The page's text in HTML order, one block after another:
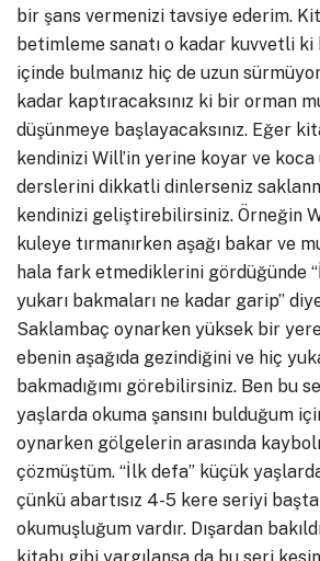
bir şans vermenizi tavsiye ederim.
betimleme sanatı o kadar kuvvetli ki
içinde bulmanız hiç de uzun
kadar kaptıracaksınız ki bir orman
düşünmeye başlayacaksınız. Eğer
kendinizi Will’in yerine koyar ve koca
derslerini dikkatli dinlerseniz
kendinizi geliştirebilirsiniz. Örneğin
kuleye tırmanırken aşağı bakar ve
hala fark etmediklerini gördüğünde
yukarı bakmaları ne kadar garip”
Saklambaç oynarken yüksek bir yere
ebenin aşağıda gezindiğini ve hiç
bakmadığımı görebilirsiniz. Ben bu
yaşlarda okuma şansını bulduğum
oynarken gölgelerin arasında
çözmüştüm. “İlk defa” küçük
çünkü abartısız 4-5 kere seriyi
okumuşluğum vardır. Dışardan